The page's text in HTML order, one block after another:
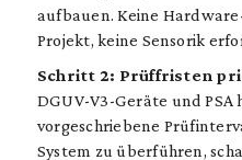
aufbauen. Keine
Projekt, keine Sensorik
Schritt 2: Prüffristen
DGUV-V3-Geräte und PSA
vorgeschriebene
System zu überführen,